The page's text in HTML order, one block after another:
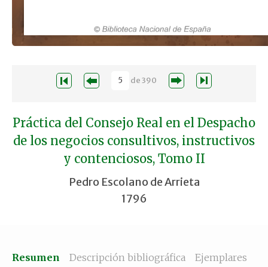
de390
Práctica del Consejo Real en el Despacho
de los negocios consultivos, instructivos
y contenciosos, Tomo II
Pedro Escolano de Arrieta
1796
Resumen Descripción bibliográfica
Ejemplares